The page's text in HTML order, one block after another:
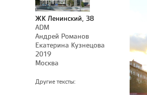
ЖК Ленинский, 38
ADM
Андрей Романов
Екатерина Кузнецова
2019
Москва
Другие тексты: